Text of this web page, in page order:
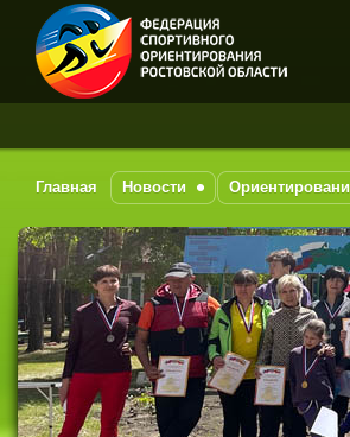
Спортивное
на-Дону
Главная Новости